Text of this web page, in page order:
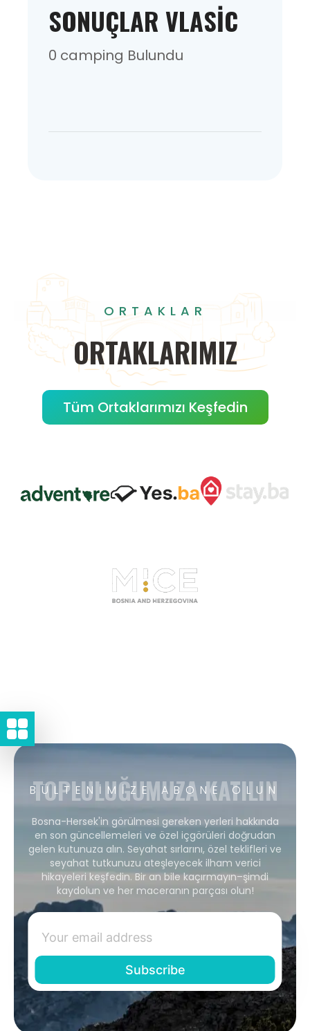
SONUÇLAR VLASIC
0 camping Bulundu
ORTAKLAR
ORTAKLARIMIZ
Tüm Ortaklarımızı Keşfedin
BÜLTENIMIZE ABONE OLUN
TOPLULUĞUMUZA KATILIN
Bosna-Hersek'in görülmesi gereken yerleri hakkında
en son güncellemeleri ve özel içgörüleri doğrudan
gelen kutunuza alın. Seyahat sırlarını, özel teklifleri ve
seyahat tutkunuzu ateşleyecek ilham verici
hikayeleri keşfedin. Bir an bile kaçırmayın–şimdi
kaydolun ve her maceranın parçası olun!